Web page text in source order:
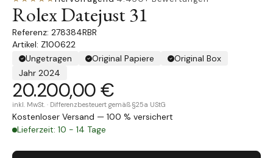
Rolex Datejust 31
278384RBR
Artikel: Z100622
Ungetragen
Original Papiere
Original Box
Jahr 2024
20.200,00 €
inkl. MwSt. · Differenzbesteuert gemäß §25a UStG
Kostenloser Versand — 100 % versichert
Lieferzeit: 10 - 14 Tage